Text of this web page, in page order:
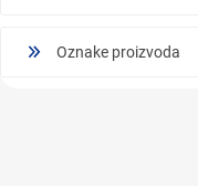
Oznake proizvoda